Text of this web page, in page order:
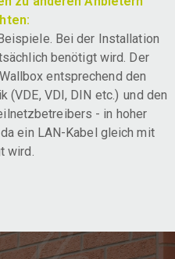
Bei der Installation
benötigt wird. Der
entsprechend den
(VDE, VDI, DIN etc.) und den
- in hoher
ein LAN-Kabel gleich mit
wird.